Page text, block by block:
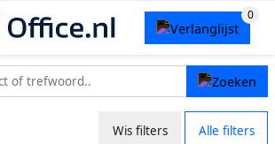
Wis filters Alle filters